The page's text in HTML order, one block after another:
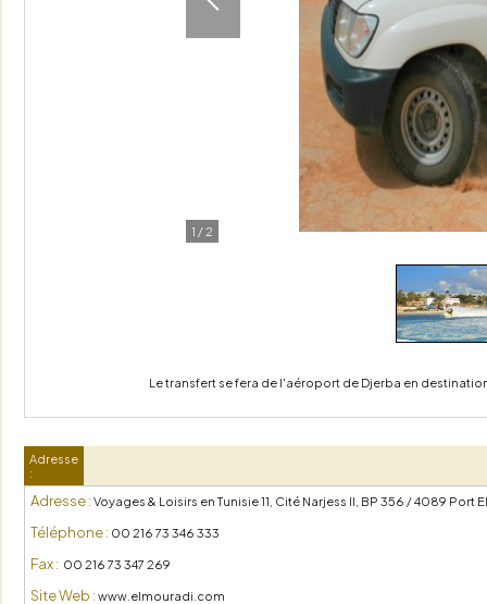
1 / 2
Le transfert se fera de l'aéroport de Djerba en
Adresse
:
Adresse : Voyages & Loisirs en Tunisie 11, Cité Narjess II, BP 356 / 4089 Port
Téléphone : 00 216 73 346 333
Fax : 00 216 73 347 269
Site Web : www.elmouradi.com